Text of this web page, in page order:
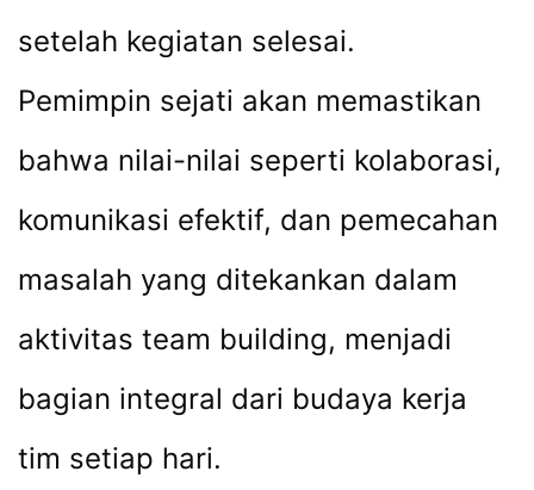
setelah kegiatan selesai.
Pemimpin sejati akan memastikan
bahwa nilai-nilai seperti kolaborasi,
komunikasi efektif, dan pemecahan
masalah yang ditekankan dalam
aktivitas team building, menjadi
bagian integral dari budaya kerja
tim setiap hari.